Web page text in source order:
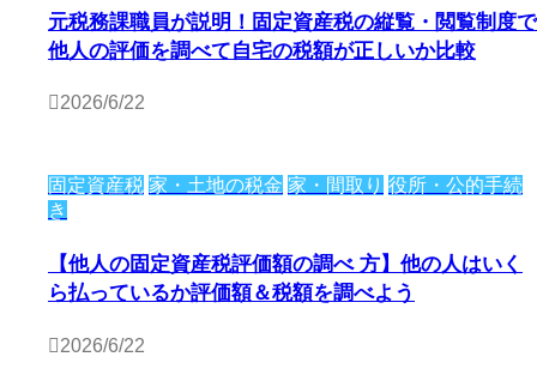
元税務課職員が説明！固定資産税の縦覧・閲覧制度で
他人の評価を調べて自宅の税額が正しいか比較
2026/6/22
固定資産税 家・土地の税金 家・間取り 役所・公的手続
き
【他人の固定資産税評価額の調べ 方】他の人はいく
ら払っているか評価額＆税額を調べよう
2026/6/22